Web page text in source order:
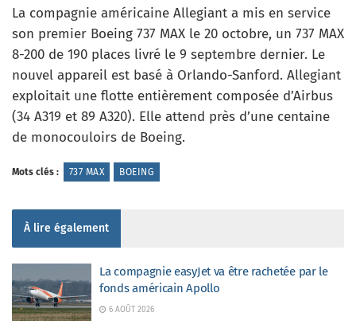
La compagnie américaine Allegiant a mis en service
son premier Boeing 737 MAX le 20 octobre, un 737 MAX
8-200 de 190 places livré le 9 septembre dernier. Le
nouvel appareil est basé à Orlando-Sanford. Allegiant
exploitait une flotte entièrement composée d’Airbus
(34 A319 et 89 A320). Elle attend près d’une centaine
de monocouloirs de Boeing.
Mots clés : 737 MAX BOEING
À lire également
La compagnie easyJet va être rachetée par le
fonds américain Apollo
6 AOÛT 2026